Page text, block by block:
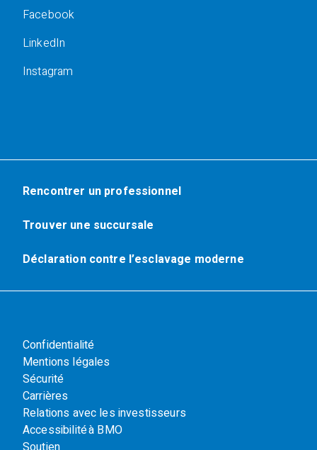
Facebook
LinkedIn
Instagram
Rencontrer un professionnel
Trouver une succursale
Déclaration contre l’esclavage moderne
Confidentialité
Mentions légales
Sécurité
Carrières
Relations avec les investisseurs
Accessibilité à BMO